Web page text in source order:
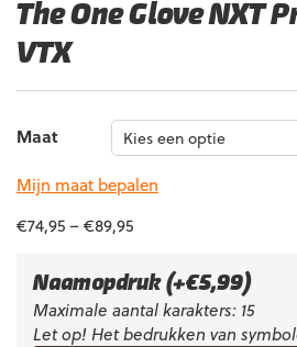
The One Glove NXT
VTX
Maat
Mijn maat bepalen
€74,95–€89,95
Naamopdruk (+€5,99)
Maximale aantal karakters: 15
Let op! Het bedrukken van